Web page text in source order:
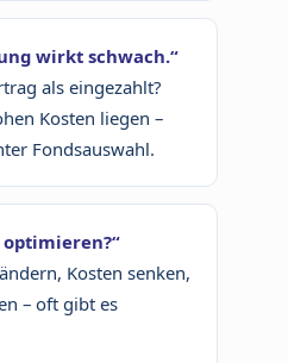
wirkt schwach.“
als eingezahlt?
Kosten liegen –
Fondsauswahl.
optimieren?“
Kosten senken,
– oft gibt es